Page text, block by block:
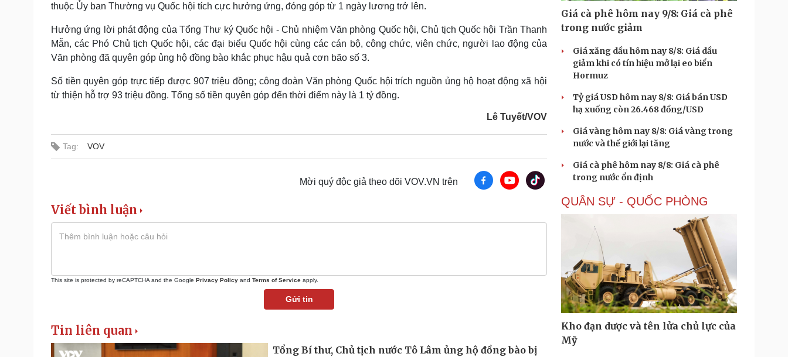
thuộc Ủy ban Thường vụ Quốc hội tích cực hưởng ứng, đóng góp từ 1 ngày lương trở lên.
Hưởng ứng lời phát động của Tổng Thư ký Quốc hội - Chủ nhiệm Văn phòng Quốc hội, Chủ tịch Quốc hội Trần Thanh
Mẫn, các Phó Chủ tịch Quốc hội, các đại biểu Quốc hội cùng các cán bộ, công chức, viên chức, người lao động của
Văn phòng đã quyên góp ủng hộ đồng bào khắc phục hậu quả cơn bão số 3.
Số tiền quyên góp trực tiếp được 907 triệu đồng; công đoàn Văn phòng Quốc hội trích nguồn ủng hộ hoạt động xã hội
từ thiện hỗ trợ 93 triệu đồng. Tổng số tiền quyên góp đến thời điểm này là 1 tỷ đồng.
Lê Tuyết/VOV
Tag: VOV
Mời quý độc giả theo dõi VOV.VN trên
Viết bình luận
This site is protected by reCAPTCHA and the Google Privacy Policy and Terms of Service apply.
Gửi tin
Tin liên quan
Tổng Bí thư, Chủ tịch nước Tô Lâm ủng hộ đồng bào bị
Giá cà phê hôm nay 9/8: Giá cà phê
trong nước giảm
Giá xăng dầu hôm nay 8/8: Giá dầu
giảm khi có tín hiệu mở lại eo biển
Hormuz
Tỷ giá USD hôm nay 8/8: Giá bán USD
hạ xuống còn 26.468 đồng/USD
Giá vàng hôm nay 8/8: Giá vàng trong
nước và thế giới lại tăng
Giá cà phê hôm nay 8/8: Giá cà phê
trong nước ổn định
QUÂN SỰ - QUỐC PHÒNG
Kho đạn dược và tên lửa chủ lực của
Mỹ